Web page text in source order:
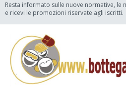
Resta informato sulle nuove normative, le
e ricevi le promozioni riservate agli iscritti.